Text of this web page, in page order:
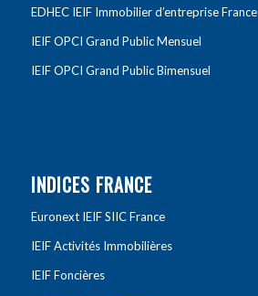
EDHEC IEIF Immobilier d’entreprise France
IEIF OPCI Grand Public Mensuel
IEIF OPCI Grand Public Bimensuel
INDICES FRANCE
Euronext IEIF SIIC France
IEIF Activités Immobilières
IEIF Foncières